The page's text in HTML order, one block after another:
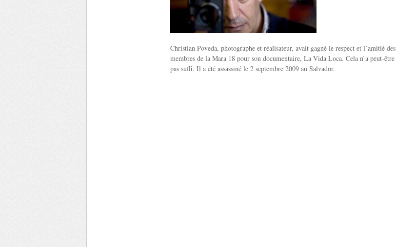
Christian Poveda, photographe et réalisateur, avait gagné le respect et l’amitié des
membres de la Mara 18 pour son documentaire, La Vida Loca. Cela n’a peut-être
pas suffi. Il a été assassiné le 2 septembre 2009 au Salvador.